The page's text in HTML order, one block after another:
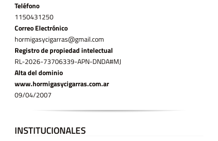
Teléfono
11­50431250
Correo Electrónico
hormigasycigarras@gmail.com
Registro de propiedad intelectual
RL-2026-73706339-APN-DNDA#MJ
Alta del dominio
www.hormigasycigarras.com.ar
09/04/2007
INSTITUCIONALES